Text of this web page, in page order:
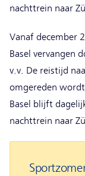
nachttrein naar
Vanaf december
Basel vervangen
v.v. De reistijd
omgereden
Basel blijft
nachttrein naar